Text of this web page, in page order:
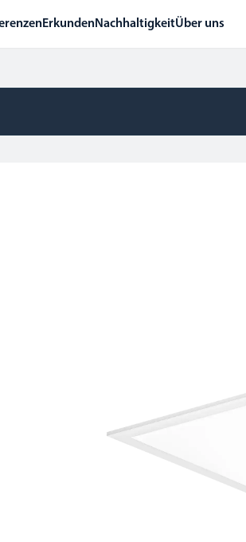
ErkundenNachhaltigkeitÜber uns